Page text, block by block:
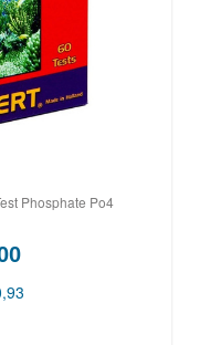
Phosphate Po4